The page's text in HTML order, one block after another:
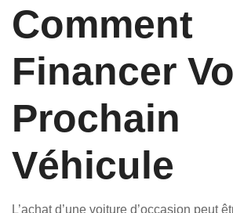
Comment
Financer
Prochain
Véhicule
L’achat d’une voiture d’occasion peut